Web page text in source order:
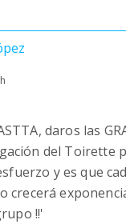
daros las
del Toirette
y es que
crecerá
!!'